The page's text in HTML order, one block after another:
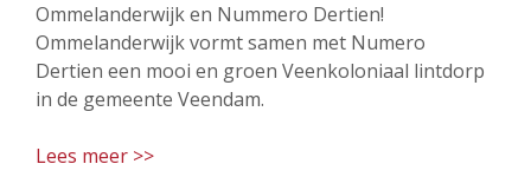
Ommelanderwijk en Nummero Dertien!
Ommelanderwijk vormt samen met Numero
Dertien een mooi en groen Veenkoloniaal lintdorp
in de gemeente Veendam.
Lees meer >>